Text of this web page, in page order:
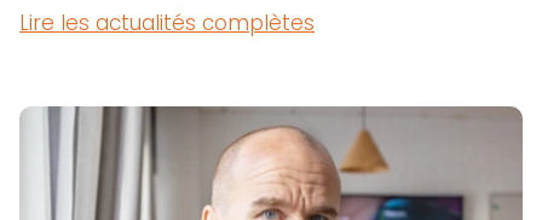
Lire les actualités complètes